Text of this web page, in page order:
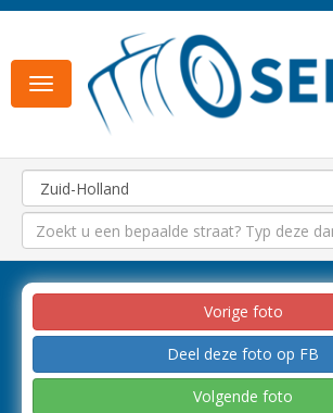
Toggle
navigation
Vorige foto
Deel deze foto op FB
Volgende foto